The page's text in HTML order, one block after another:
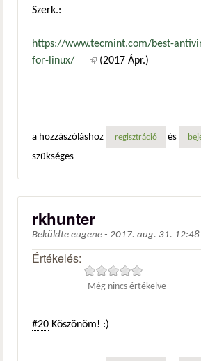
Szerk.:
https://www.tecmint.com/best-
for-linux/
(külső hivatkozás)
(2017 Ápr.)
a hozzászóláshoz regisztráció és
szükséges
rkhunter
Beküldte eugene - 2017. aug. 31. 12:48
Értékelés:
Még nincs értékelve
#20 Köszönöm! :)